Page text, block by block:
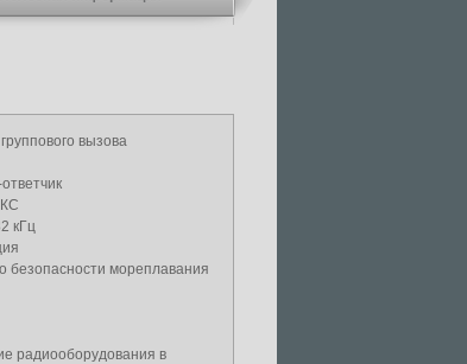
вызова
кГц
безопасности мореплавания
радиооборудования в